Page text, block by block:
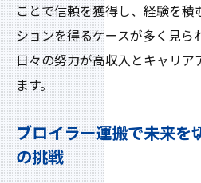
ことで信頼を獲得し、経験を積
ションを得るケースが多く見ら
日々の努力が高収入とキャリア
ます。
ブロイラー運搬で未来を
の挑戦